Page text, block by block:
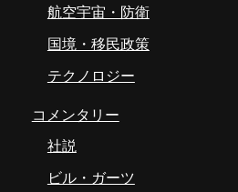
航空宇宙・防衛
国境・移民政策
テクノロジー
コメンタリー
社説
ビル・ガーツ